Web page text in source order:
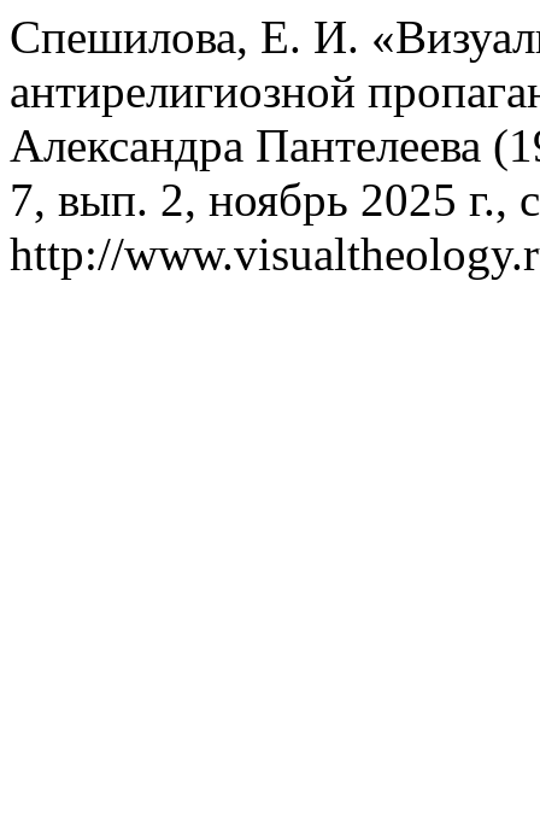
Спешилова, Е. И.
антирелигиозной
Александра Пантелеева
7, вып. 2, ноябрь 2025 г.,
http://